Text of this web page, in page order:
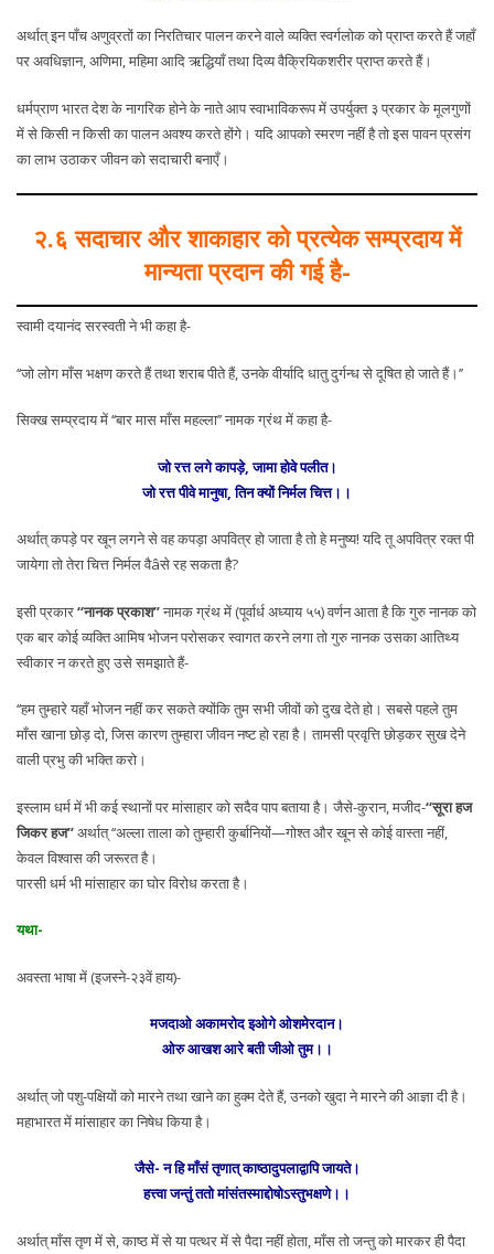
अर्थात् इन पाँच अणुव्रतों का निरतिचार पालन करने वाले व्यक्ति स्वर्गलोक को प्राप्त करते हैं जहाँ
पर अवधिज्ञान, अणिमा, महिमा आदि ऋद्धियाँ तथा दिव्य वैक्रियिकशरीर प्राप्त करते हैं।
धर्मप्राण भारत देश के नागरिक होने के नाते आप स्वाभाविकरूप में उपर्युक्त ३ प्रकार के मूलगुणों
में से किसी न किसी का पालन अवश्य करते होंगे। यदि आपको स्मरण नहीं है तो इस पावन प्रसंग
का लाभ उठाकर जीवन को सदाचारी बनाएँ।
२.६ सदाचार और शाकाहार को प्रत्येक सम्प्रदाय में
मान्यता प्रदान की गई है-
स्वामी दयानंद सरस्वती ने भी कहा है-
‘‘जो लोग माँस भक्षण करते हैं तथा शराब पीते हैं, उनके वीर्यादि धातु दुर्गन्ध से दूषित हो जाते हैं।’’
सिक्ख सम्प्रदाय में ‘‘बार मास माँस महल्ला’’ नामक ग्रंथ में कहा है-
जो रत्त लगे कापड़े, जामा होवे पलीत।
जो रत्त पीवे मानुषा, तिन क्यों निर्मल चित्त।।
अर्थात् कपड़े पर खून लगने से वह कपड़ा अपवित्र हो जाता है तो हे मनुष्य! यदि तू अपवित्र रक्त पी
जायेगा तो तेरा चित्त निर्मल वैâसे रह सकता है?
इसी प्रकार‘‘नानक प्रकाश’’नामक ग्रंथ में (पूर्वार्ध अध्याय ५५) वर्णन आता है कि गुरु नानक को
एक बार कोई व्यक्ति आमिष भोजन परोसकर स्वागत करने लगा तो गुरु नानक उसका आतिथ्य
स्वीकार न करते हुए उसे समझाते हैं-
‘‘हम तुम्हारे यहाँ भोजन नहीं कर सकते क्योंकि तुम सभी जीवों को दुख देते हो। सबसे पहले तुम
माँस खाना छोड़ दो, जिस कारण तुम्हारा जीवन नष्ट हो रहा है। तामसी प्रवृत्ति छोड़कर सुख देने
वाली प्रभु की भक्ति करो।
इस्लाम धर्म में भी कई स्थानों पर मांसाहार को सदैव पाप बताया है। जैसे-कुरान, मजीद-‘‘सूरा हज
जिकर हज’’अर्थात् ‘‘अल्ला ताला को तुम्हारी कुर्बानियों—गोश्त और खून से कोई वास्ता नहीं,
केवल विश्वास की जरूरत है।
पारसी धर्म भी मांसाहार का घोर विरोध करता है।
यथा-
अवस्ता भाषा में (इजस्ने-२३वें हाय)-
मजदाओ अकामरोद इओगे ओशमेरदान।
ओरु आखश आरे बती जीओ तुम।।
अर्थात् जो पशु-पक्षियों को मारने तथा खाने का हुक्म देते हैं, उनको खुदा ने मारने की आज्ञा दी है।
महाभारत में मांसाहार का निषेध किया है।
जैसे- न हि माँसं तृणात् काष्ठादुपलाद्वापि जायते।
हत्त्वा जन्तुं ततो मांसंतस्माद्दोषोऽस्तुभक्षणे।।
अर्थात् माँस तृण में से, काष्ठ में से या पत्थर में से पैदा नहीं होता, माँस तो जन्तु को मारकर ही पैदा